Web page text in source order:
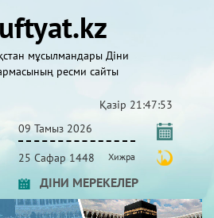
мұсылмандары Діни
ресми сайты
Қазір 21:47:53
09 Тамыз 2026
25 Сафар 1448 Хижра
ДІНИ МЕРЕКЕЛЕР